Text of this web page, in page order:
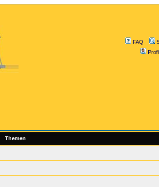
FAQ
Profil
Themen